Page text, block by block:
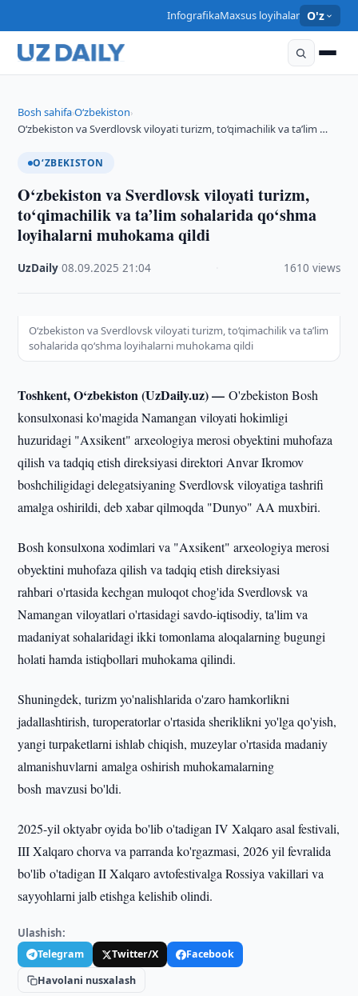
InfografikaMaxsus loyihalar O'z
Bosh sahifa›O‘zbekiston›
O‘zbekiston va Sverdlovsk viloyati turizm, to‘qimachilik va ta’lim …
O‘ZBEKISTON
O‘zbekiston va Sverdlovsk viloyati turizm,
to‘qimachilik va ta’lim sohalarida qo‘shma
loyihalarni muhokama qildi
UzDaily ·08.09.2025 ·21:04 1610 views
O‘zbekiston va Sverdlovsk viloyati turizm, to‘qimachilik va ta’lim
sohalarida qo‘shma loyihalarni muhokama qildi
Toshkent, O‘zbekiston (UzDaily.uz) —O'zbekiston Bosh
konsulxonasi ko'magida Namangan viloyati hokimligi
huzuridagi "Axsikent" arxeologiya merosi obyektini muhofaza
qilish va tadqiq etish direksiyasi direktori Anvar Ikromov
boshchiligidagi delegatsiyaning Sverdlovsk viloyatiga tashrifi
amalga oshirildi, deb xabar qilmoqda "Dunyo" AA muxbiri.
Bosh konsulxona xodimlari va "Axsikent" arxeologiya merosi
obyektini muhofaza qilish va tadqiq etish direksiyasi
rahbari o'rtasida kechgan muloqot chog'ida Sverdlovsk va
Namangan viloyatlari o'rtasidagi savdo-iqtisodiy, ta'lim va
madaniyat sohalaridagi ikki tomonlama aloqalarning bugungi
holati hamda istiqbollari muhokama qilindi.
Shuningdek, turizm yo'nalishlarida o'zaro hamkorlikni
jadallashtirish, turoperatorlar o'rtasida sheriklikni yo'lga qo'yish,
yangi turpaketlarni ishlab chiqish, muzeylar o'rtasida madaniy
almanishuvlarni amalga oshirish muhokamalarning
bosh mavzusi bo'ldi.
2025-yil oktyabr oyida bo'lib o'tadigan IV Xalqaro asal festivali,
III Xalqaro chorva va parranda ko'rgazmasi, 2026 yil fevralida
bo'lib o'tadigan II Xalqaro avtofestivalga Rossiya vakillari va
sayyohlarni jalb etishga kelishib olindi.
Ulashish:
Telegram Twitter/X
Facebook
Havolani nusxalash